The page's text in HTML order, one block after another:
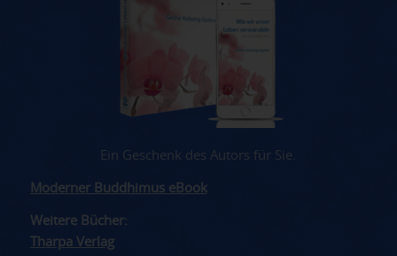
Ein Geschenk des Autors für Sie.
Moderner Buddhimus eBook
Weitere Bücher:
Tharpa Verlag